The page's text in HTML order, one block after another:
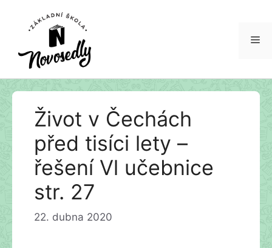
Přeskočit
Život v Čechách
před tisíci lety –
řešení Vl učebnice
str. 27
22. dubna 2020